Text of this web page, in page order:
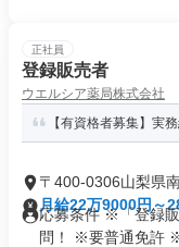
正社員
登録販売者
ウエルシア薬局株式会社
【有資格者募集】実
〒400-0306山梨県
月給22万9000円～
応募条件 ※「登録
問！ ※要普通免許